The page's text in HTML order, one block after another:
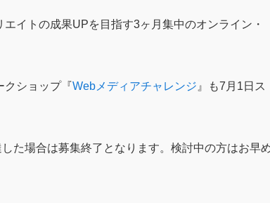
イトの成果UPを目指す3ヶ月集中のオンライン・
クショップ『Webメディアチャレンジ 』も7月1日ス
た場合は募集終了となります。検討中の方はお早